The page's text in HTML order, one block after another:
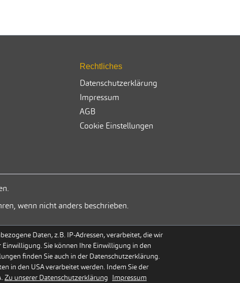
Rechtliches
Datenschutzerklärung
Impressum
AGB
Cookie Einstellungen
wenn nicht anders beschrieben.
Daten, z.B. IP-Adressen, verarbeitet, die wir
Sie können Ihre Einwilligung in den
finden Sie auch in der Datenschutzerklärung.
in den USA verarbeitet werden. Indem Sie der
Zu unserer Datenschutzerklärung Impressum